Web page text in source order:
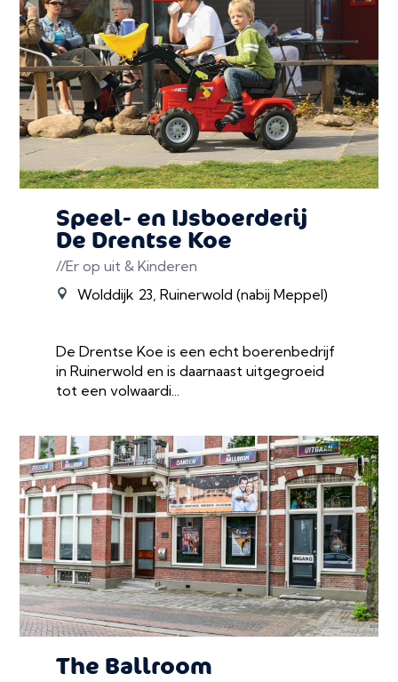
Speel- en IJsboerderij
De Drentse Koe
//Er op uit & Kinderen
Wolddijk 23, Ruinerwold (nabij Meppel)
De Drentse Koe is een echt boerenbedrijf
in Ruinerwold en is daarnaast uitgegroeid
tot een volwaardi...
The Ballroom